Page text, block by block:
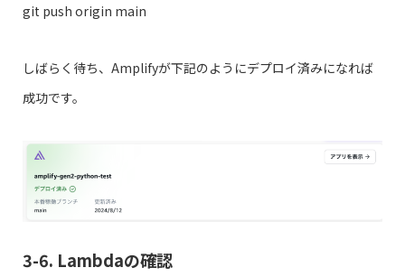
git push origin main
しばらく待ち、Amplifyが下記のようにデプロイ済みになれば
成功です。
3-6. Lambdaの確認